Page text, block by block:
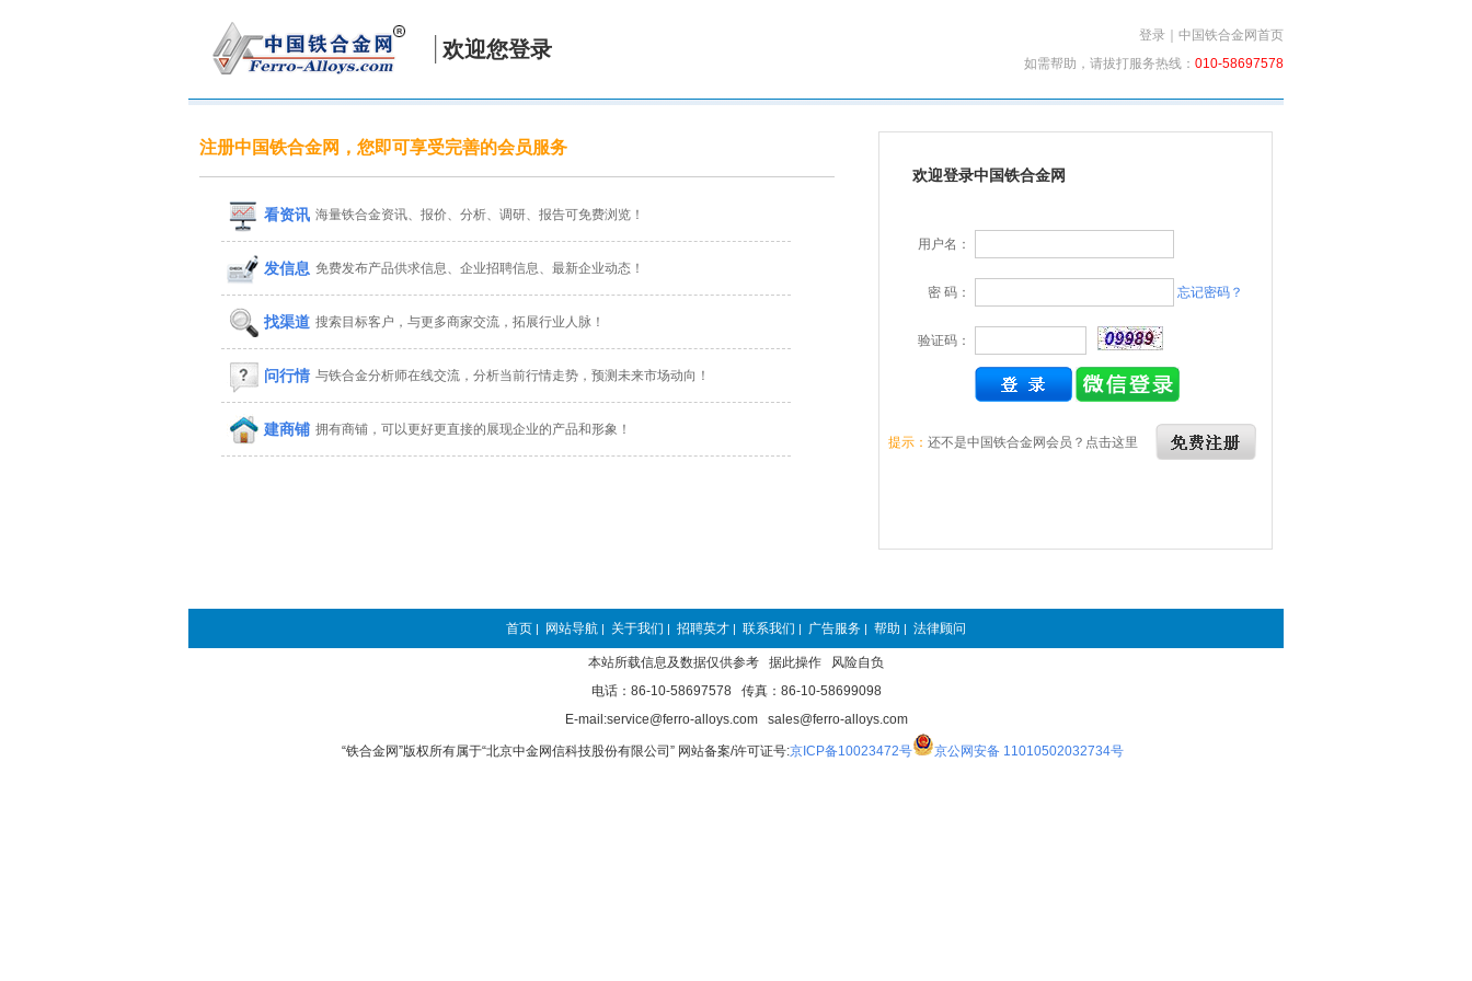
欢迎您登录
登录
中国铁合金网首页
如需帮助，请拔打服务热线： 010-58697578
注册中国铁合金网，您即可享受完善的会员服务
看资讯 海量铁合金资讯、报价、分析、调研、报告可免费浏览！
发信息 免费发布产品供求信息、企业招聘信息、最新企业动态！
找渠道 搜索目标客户，与更多商家交流，拓展行业人脉！
问行情 与铁合金分析师在线交流，分析当前行情走势，预测未来市场动向！
建商铺 拥有商铺，可以更好更直接的展现企业的产品和形象！
欢迎登录中国铁合金网
用户名：
密 码： 忘记密码？
验证码：
提示： 还不是中国铁合金网会员？点击这里
首页 | 网站导航 | 关于我们 | 招聘英才 | 联系我们 | 广告服务 | 帮助 | 法律顾问
本站所载信息及数据仅供参考 据此操作 风险自负
电话：86-10-58697578 传真：86-10-58699098
E-mail:service@ferro-alloys.com sales@ferro-alloys.com
“铁合金网”版权所有属于“北京中金网信科技股份有限公司” 网站备案/许可证号:京ICP备10023472号 京公网安备 11010502032734号